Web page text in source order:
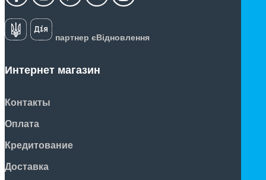
партнер єВідновлення
Интернет магазин
Контакты
Оплата
Кредитование
Доставка